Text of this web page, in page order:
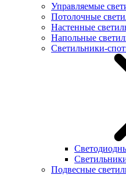
Управляемые
Потолочные
Настенные
Напольные
Светильники-
Подвесные